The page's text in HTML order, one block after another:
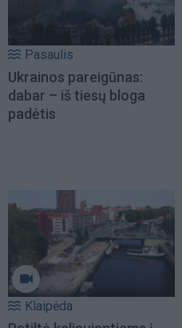
Pasaulis
Ukrainos pareigūnas:
dabar – iš tiesų bloga
padėtis
Klaipėda